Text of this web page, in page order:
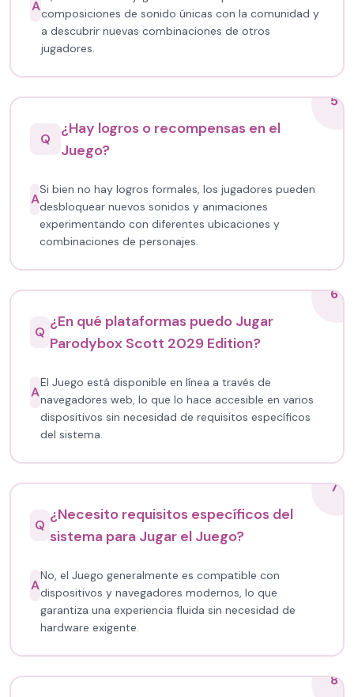
Acomposiciones de sonido únicas con la comunidad y
a descubrir nuevas combinaciones de otros
jugadores.
5
Q
¿Hay logros o recompensas en el
Juego?
A
Si bien no hay logros formales, los jugadores pueden
desbloquear nuevos sonidos y animaciones
experimentando con diferentes ubicaciones y
combinaciones de personajes.
6
Q
¿En qué plataformas puedo Jugar
Parodybox Scott 2029 Edition?
A
El Juego está disponible en línea a través de
navegadores web, lo que lo hace accesible en varios
dispositivos sin necesidad de requisitos específicos
del sistema.
7
Q
¿Necesito requisitos específicos del
sistema para Jugar el Juego?
A
No, el Juego generalmente es compatible con
dispositivos y navegadores modernos, lo que
garantiza una experiencia fluida sin necesidad de
hardware exigente.
8